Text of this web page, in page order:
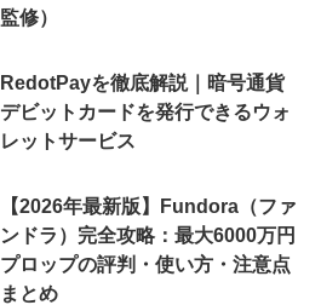
監修）
RedotPayを徹底解説｜暗号通貨
デビットカードを発行できるウォ
レットサービス
【2026年最新版】Fundora（ファ
ンドラ）完全攻略：最大6000万円
プロップの評判・使い方・注意点
まとめ